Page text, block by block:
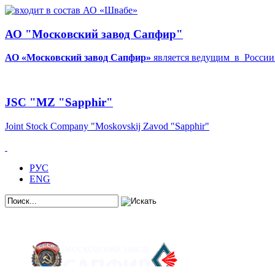
АО "Московский завод Сапфир"
АО «Московский завод Сапфир» является ведущим в
JSC "MZ "Sapphir"
Joint Stock Company "Moskovskij Zavod "Sapphir"
РУС
ENG